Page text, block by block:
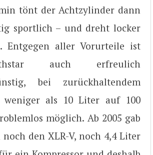
tönt der Achtzylinder dann
sportlich – und dreht locker
Entgegen aller Vorurteile ist
auch erfreulich
bei zurückhaltendem
weniger als 10 Liter auf 100
möglich. Ab 2005 gab
noch den XLR-V, noch 4,4 Liter